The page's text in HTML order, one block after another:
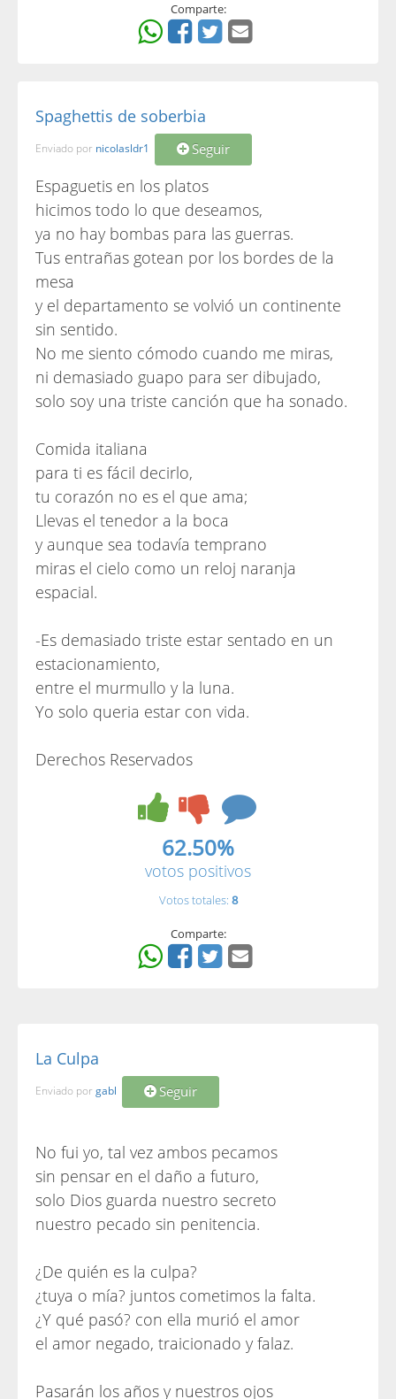
Comparte:
Spaghettis de soberbia
Enviado por nicolasldr1 Seguir
Espaguetis en los platos
hicimos todo lo que deseamos,
ya no hay bombas para las guerras.
Tus entrañas gotean por los bordes de la
mesa
y el departamento se volvió un continente
sin sentido.
No me siento cómodo cuando me miras,
ni demasiado guapo para ser dibujado,
solo soy una triste canción que ha sonado.
Comida italiana
para ti es fácil decirlo,
tu corazón no es el que ama;
Llevas el tenedor a la boca
y aunque sea todavía temprano
miras el cielo como un reloj naranja
espacial.
-Es demasiado triste estar sentado en un
estacionamiento,
entre el murmullo y la luna.
Yo solo queria estar con vida.
Derechos Reservados
62.50%
votos positivos
Votos totales: 8
Comparte:
La Culpa
Enviado por gabl Seguir
No fui yo, tal vez ambos pecamos
sin pensar en el daño a futuro,
solo Dios guarda nuestro secreto
nuestro pecado sin penitencia.
¿De quién es la culpa?
¿tuya o mía? juntos cometimos la falta.
¿Y qué pasó? con ella murió el amor
el amor negado, traicionado y falaz.
Pasarán los años y nuestros ojos